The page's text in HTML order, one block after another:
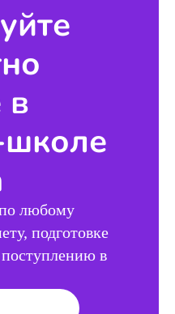
в
любому
подготовке
в